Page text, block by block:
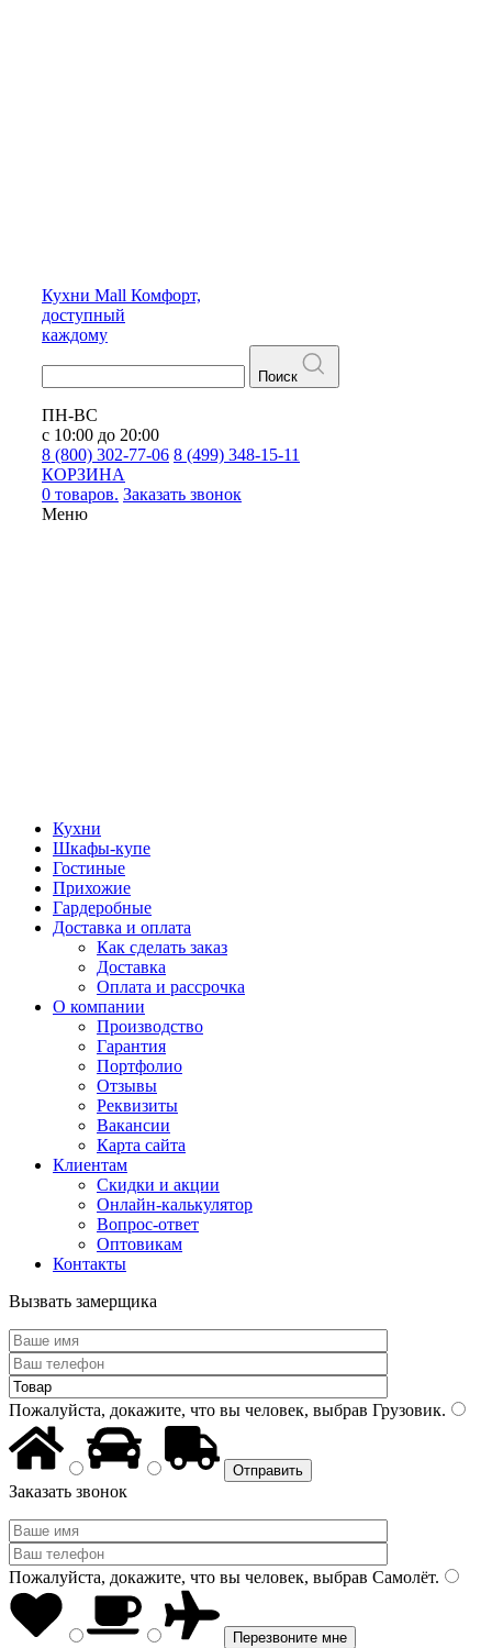
Кухни Mall Комфорт,
доступный
каждому
Поиск
ПН-ВС
с 10:00 до 20:00
8 (800) 302-77-06 8 (499) 348-15-11
КОРЗИНА
0 товаров. Заказать звонок
Меню
Кухни
Шкафы-купе
Гостиные
Прихожие
Гардеробные
Доставка и оплата
Как сделать заказ
Доставка
Оплата и рассрочка
О компании
Производство
Гарантия
Портфолио
Отзывы
Реквизиты
Вакансии
Карта сайта
Клиентам
Скидки и акции
Онлайн-калькулятор
Вопрос-ответ
Оптовикам
Контакты
Вызвать замерщика
Пожалуйста, докажите, что вы человек, выбрав Грузовик.
Заказать звонок
Пожалуйста, докажите, что вы человек, выбрав Самолёт.